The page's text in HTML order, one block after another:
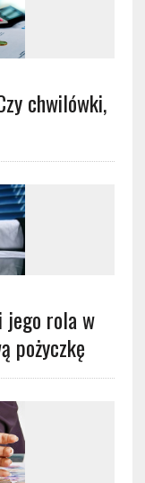
chwilówki,
jego rola w
pożyczkę